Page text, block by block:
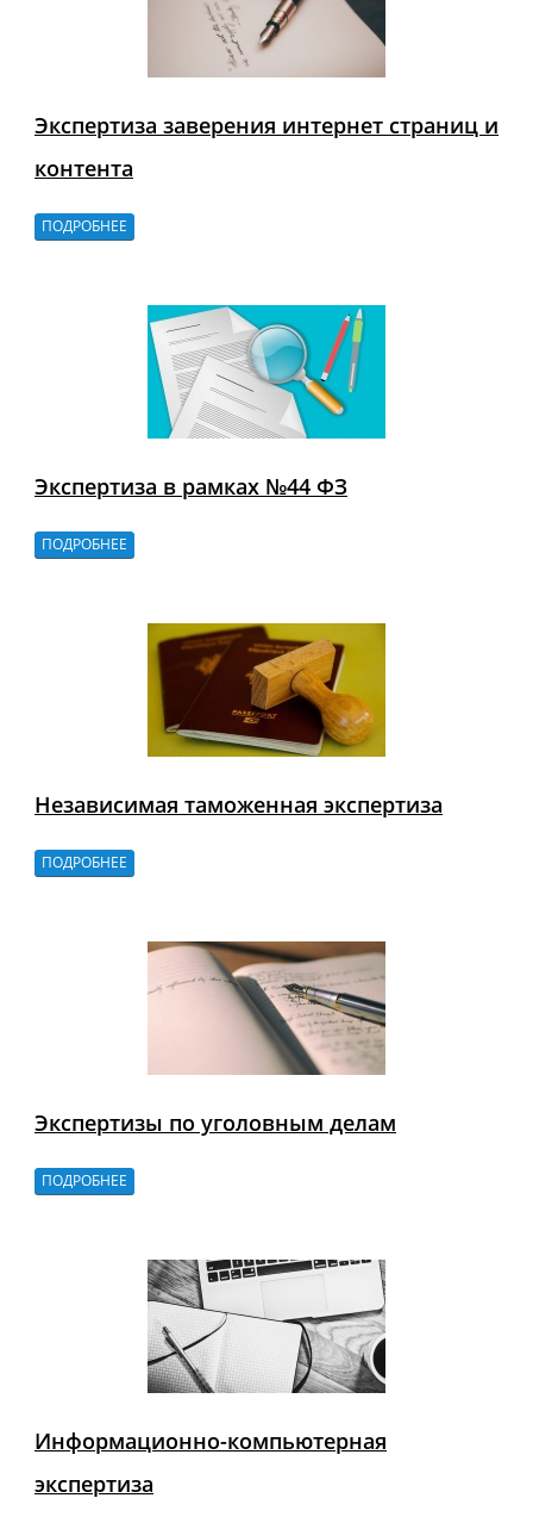
Экспертиза заверения интернет страниц и
контента
ПОДРОБНЕЕ
Экспертиза в рамках №44 ФЗ
ПОДРОБНЕЕ
Независимая таможенная экспертиза
ПОДРОБНЕЕ
Экспертизы по уголовным делам
ПОДРОБНЕЕ
Информационно-компьютерная
экспертиза